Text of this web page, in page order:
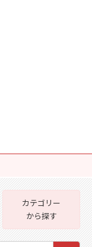
カテゴリー
から探す